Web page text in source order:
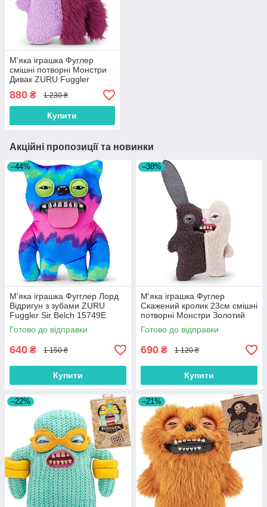
М'яка іграшка Фуглер
смішні потворні Монстри
Дивак ZURU Fuggler
Monster 15726B
880 ₴ 1 230 ₴
Купити
Акційні пропозиції та новинки
–44%
М'яка іграшка Фугглер Лорд
Відригун з зубами ZURU
Fuggler Sir Belch 15749Е
Готово до відправки
640 ₴ 1 150 ₴
Купити
–38%
М'яка іграшка Фуглер
Скажений кролик 23см смішні
потворні Монстри Золотий
Зуб ZURU Fuggler Monster
15726G
Готово до відправки
690 ₴ 1 120 ₴
Купити
–22% –21%